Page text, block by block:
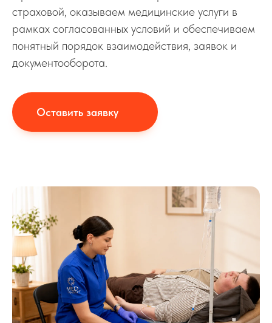
страховой, оказываем медицинские услуги в
рамках согласованных условий и обеспечиваем
понятный порядок взаимодействия, заявок и
документооборота.
Оставить заявку